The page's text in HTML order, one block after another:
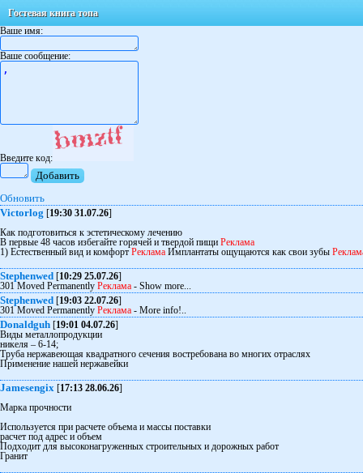
Гостевая книга топа
Ваше имя:
Ваше сообщение:
Ввeдитe кoд:
Обновить
Victorlog [19:30 31.07.26]
Как подготовиться к эстетическому лечению
В первые 48 часов избегайте горячей и твердой пищи Реклама
1) Естественный вид и комфорт Реклама Имплантаты ощущаются как свои зубы
Stephenwed [10:29 25.07.26]
301 Moved Permanently Реклама - Show more...
Stephenwed [19:03 22.07.26]
301 Moved Permanently Реклама - More info!..
Donaldguh [19:01 04.07.26]
Виды металлопродукции
никеля – 6-14;
Труба нержавеющая квадратного сечения востребована во многих отраслях
Применение нашей нержавейки
Jamesengix [17:13 28.06.26]
Марка прочности
Используется при расчете объема и массы поставки
расчет под адрес и объем
Подходит для высоконагруженных строительных и дорожных работ
Гранит